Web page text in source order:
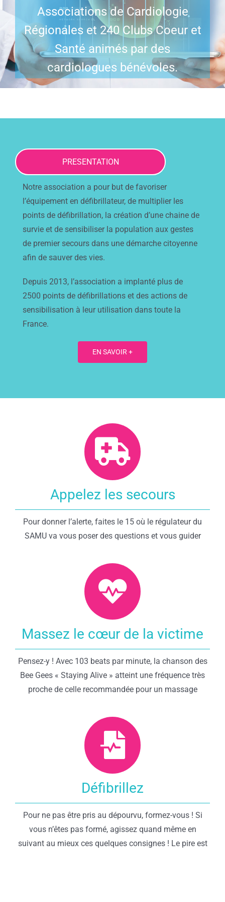
Associations de Cardiologie
Régionales et 240 Clubs Coeur et
Santé animés par des
cardiologues bénévoles.
PRESENTATION
Notre association a pour but de favoriser
l’équipement en défibrillateur, de multiplier les
points de défibrillation, la création d’une chaine de
survie et de sensibiliser la population aux gestes
de premier secours dans une démarche citoyenne
afin de sauver des vies.
Depuis 2013, l’association a implanté plus de
2500 points de défibrillations et des actions de
sensibilisation à leur utilisation dans toute la
France.
EN SAVOIR +
Appelez les secours
Pour donner l’alerte, faites le 15 où le régulateur du
SAMU va vous poser des questions et vous guider
Massez le cœur de la victime
Pensez-y ! Avec 103 beats par minute, la chanson des
Bee Gees « Staying Alive » atteint une fréquence très
proche de celle recommandée pour un massage
Défibrillez
Pour ne pas être pris au dépourvu, formez-vous ! Si
vous n’êtes pas formé, agissez quand même en
suivant au mieux ces quelques consignes ! Le pire est